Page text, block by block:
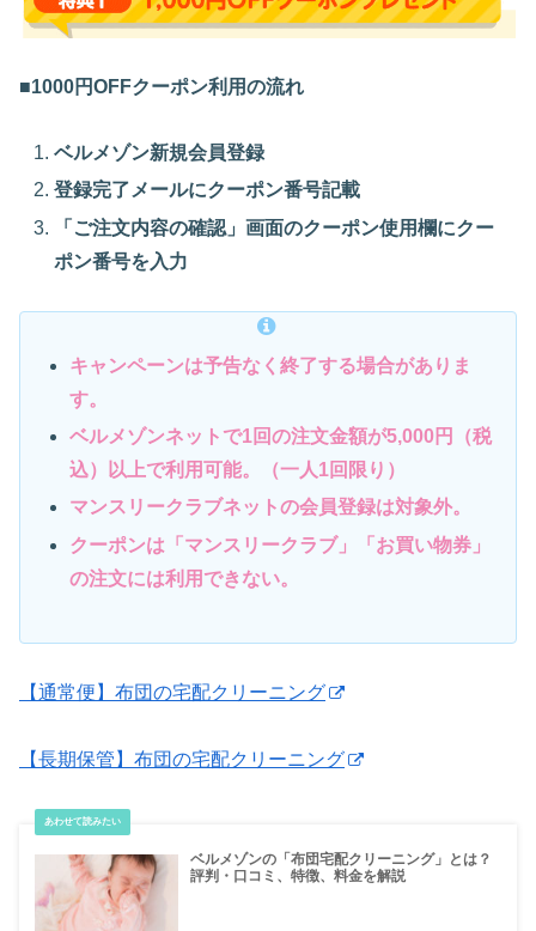
■1000円OFFクーポン利用の流れ
ベルメゾン新規会員登録
登録完了メールにクーポン番号記載
「ご注文内容の確認」画面のクーポン使用欄にクー
ポン番号を入力
キャンペーンは予告なく終了する場合がありま
す。
ベルメゾンネットで1回の注文金額が5,000円（税
込）以上で利用可能。（一人1回限り）
マンスリークラブネットの会員登録は対象外。
クーポンは「マンスリークラブ」「お買い物券」
の注文には利用できない。
【通常便】布団の宅配クリーニング
【長期保管】布団の宅配クリーニング
ベルメゾンの「布団宅配クリーニング」とは？
評判・口コミ、特徴、料金を解説